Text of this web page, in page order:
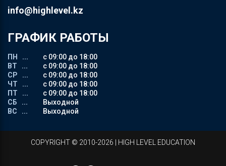
info@highlevel.kz
ГРАФИК РАБОТЫ
ПН ...
с 09:00 до 18:00
ВТ ...
с 09:00 до 18:00
СР ...
с 09:00 до 18:00
ЧТ ...
с 09:00 до 18:00
ПТ ...
с 09:00 до 18:00
СБ ...
Выходной
ВС ...
Выходной
СOPYRIGHT © 2010-2026 | HIGH LEVEL EDUCATION